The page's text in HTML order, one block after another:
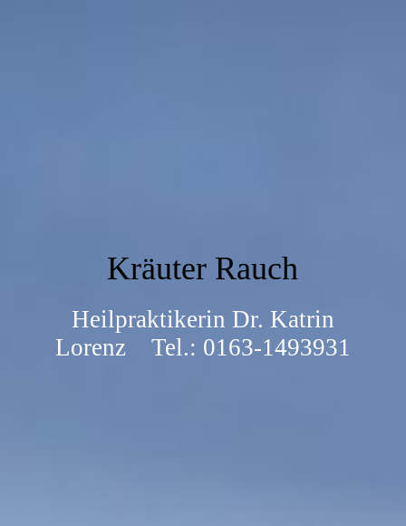
Kräuter Rauch
Heilpraktikerin Dr. Katrin
Lorenz Tel.: 0163-1493931